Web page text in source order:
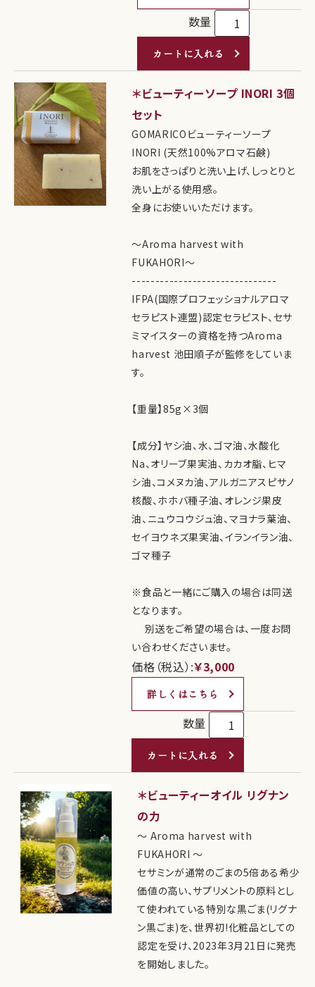
数量
カートに入れる
＊ビューティーソープ INORI 3個
セット
GOMARICOビューティーソープ
INORI (天然100%アロマ石鹸)
お肌をさっぱりと洗い上げ、しっとりと
洗い上がる使用感。
全身にお使いいただけます。
～Aroma harvest with
FUKAHORI～
-------------------------------
IFPA(国際プロフェッショナルアロマ
セラピスト連盟)認定セラピスト、セサ
ミマイスターの資格を持つAroma
harvest 池田順子が監修をしていま
す。
【重量】85g×3個
【成分】ヤシ油、水、ゴマ油、水酸化
Na、オリーブ果実油、カカオ脂、ヒマ
シ油、コメヌカ油、アルガニアスピサノ
核酸、ホホバ種子油、オレンジ果皮
油、ニュウコウジュ油、マヨナラ葉油、
セイヨウネズ果実油、イランイラン油、
ゴマ種子
※食品と一緒にご購入の場合は同送
となります。
別送をご希望の場合は、一度お問
い合わせくださいませ。
価格（税込）:￥3,000
詳しくはこちら
数量
カートに入れる
＊ビューティーオイル リグナン
の力
～ Aroma harvest with
FUKAHORI ～
セサミンが通常のごまの5倍ある希少
価値の高い、サプリメントの原料とし
て使われている特別な黒ごま(リグナ
ン黒ごま)を、世界初!化粧品としての
認定を受け、2023年3月21日に発売
を開始しました。